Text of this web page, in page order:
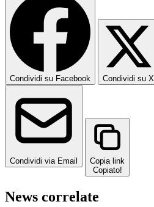
Condividi su Facebook Condividi su X
Condividi via Email
Copia link
Copiato!
News correlate